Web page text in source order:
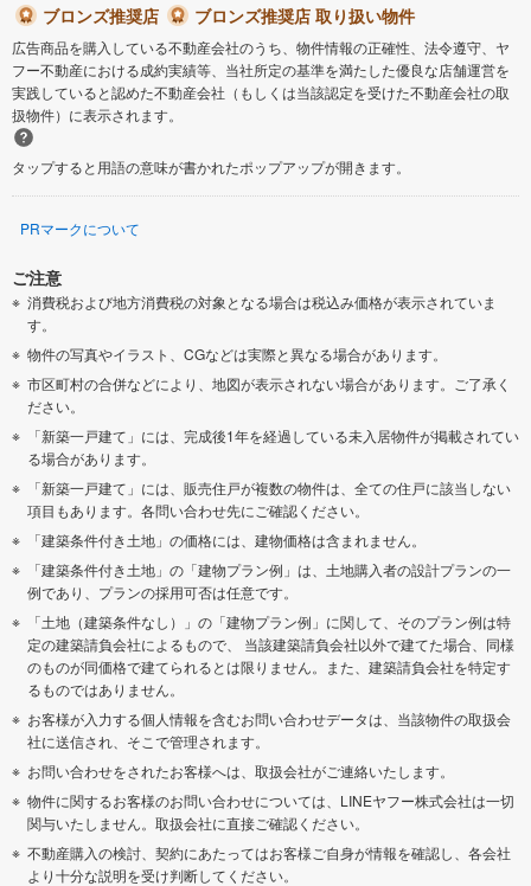
ブロンズ推奨店
ブロンズ推奨店 取り扱い物件
広告商品を購入している不動産会社のうち、物件情報の正確性、法令遵守、ヤ
フー不動産における成約実績等、当社所定の基準を満たした優良な店舗運営を
実践していると認めた不動産会社（もしくは当該認定を受けた不動産会社の取
扱物件）に表示されます。
タップすると用語の意味が書かれたポップアップが開きます。
PRマークについて
ご注意
消費税および地方消費税の対象となる場合は税込み価格が表示されていま
す。
物件の写真やイラスト、CGなどは実際と異なる場合があります。
市区町村の合併などにより、地図が表示されない場合があります。ご了承く
ださい。
「新築一戸建て」には、完成後1年を経過している未入居物件が掲載されてい
る場合があります。
「新築一戸建て」には、販売住戸が複数の物件は、全ての住戸に該当しない
項目もあります。各問い合わせ先にご確認ください。
「建築条件付き土地」の価格には、建物価格は含まれません。
「建築条件付き土地」の「建物プラン例」は、土地購入者の設計プランの一
例であり、プランの採用可否は任意です。
「土地（建築条件なし）」の「建物プラン例」に関して、そのプラン例は特
定の建築請負会社によるもので、 当該建築請負会社以外で建てた場合、同様
のものが同価格で建てられるとは限りません。また、建築請負会社を特定す
るものではありません。
お客様が入力する個人情報を含むお問い合わせデータは、当該物件の取扱会
社に送信され、そこで管理されます。
お問い合わせをされたお客様へは、取扱会社がご連絡いたします。
物件に関するお客様のお問い合わせについては、LINEヤフー株式会社は一切
関与いたしません。取扱会社に直接ご確認ください。
不動産購入の検討、契約にあたってはお客様ご自身が情報を確認し、各会社
より十分な説明を受け判断してください。